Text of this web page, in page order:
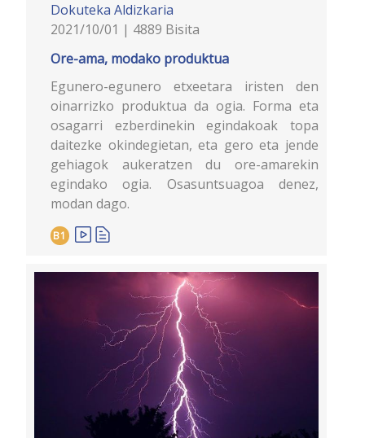
Dokuteka Aldizkaria
2021/10/01 | 4889 Bisita
Ore-ama, modako produktua
Egunero-egunero etxeetara iristen den
oinarrizko produktua da ogia. Forma eta
osagarri ezberdinekin egindakoak topa
daitezke okindegietan, eta gero eta jende
gehiagok aukeratzen du ore-amarekin
egindako ogia. Osasuntsuagoa denez,
modan dago.
B1